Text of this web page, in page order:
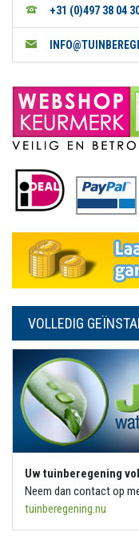
+31 (0)497 38 04
VOLLEDIG
Uw tuinberegening
Neem dan contact op
tuinberegening.nu